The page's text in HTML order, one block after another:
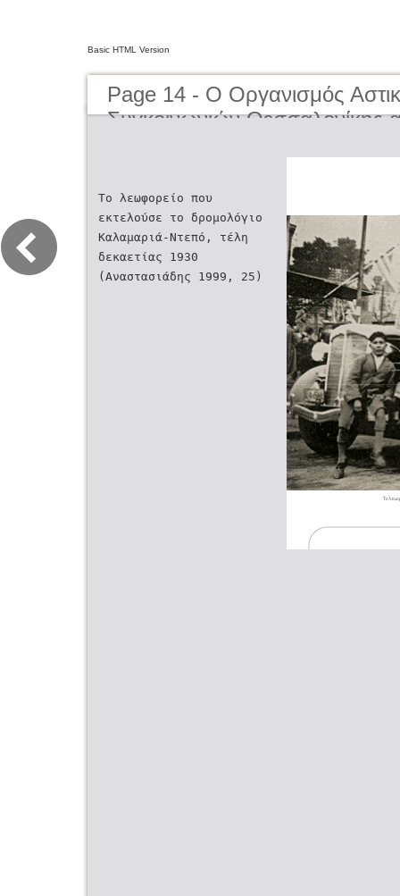
Basic HTML Version
Page 14 - O Οργανισμός
Συγκοινωνιών Θεσσαλονίκης
present day
Το λεωφορείο που
εκτελούσε το δρομολόγιο
Καλαμαριά-Ντεπό, τέλη
δεκαετίας 1930
(Αναστασιάδης 1999, 25)